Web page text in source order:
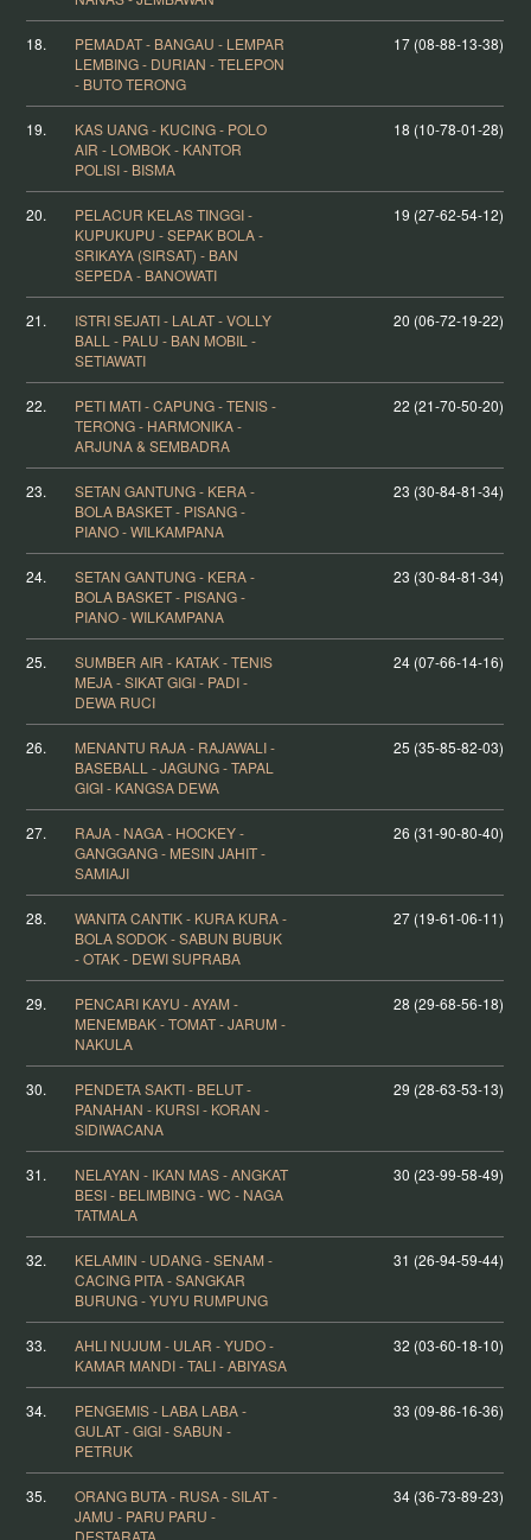
18.
PEMADAT - BANGAU - LEMPAR
LEMBING - DURIAN - TELEPON
- BUTO TERONG
17 (08-88-13-38)
19.
KAS UANG - KUCING - POLO
AIR - LOMBOK - KANTOR
POLISI - BISMA
18 (10-78-01-28)
20.
PELACUR KELAS TINGGI -
KUPUKUPU - SEPAK BOLA -
SRIKAYA (SIRSAT) - BAN
SEPEDA - BANOWATI
19 (27-62-54-12)
21.
ISTRI SEJATI - LALAT - VOLLY
BALL - PALU - BAN MOBIL -
SETIAWATI
20 (06-72-19-22)
22.
PETI MATI - CAPUNG - TENIS -
TERONG - HARMONIKA -
ARJUNA & SEMBADRA
22 (21-70-50-20)
23.
SETAN GANTUNG - KERA -
BOLA BASKET - PISANG -
PIANO - WILKAMPANA
23 (30-84-81-34)
24.
SETAN GANTUNG - KERA -
BOLA BASKET - PISANG -
PIANO - WILKAMPANA
23 (30-84-81-34)
25.
SUMBER AIR - KATAK - TENIS
MEJA - SIKAT GIGI - PADI -
DEWA RUCI
24 (07-66-14-16)
26.
MENANTU RAJA - RAJAWALI -
BASEBALL - JAGUNG - TAPAL
GIGI - KANGSA DEWA
25 (35-85-82-03)
27.
RAJA - NAGA - HOCKEY -
GANGGANG - MESIN JAHIT -
SAMIAJI
26 (31-90-80-40)
28.
WANITA CANTIK - KURA KURA -
BOLA SODOK - SABUN BUBUK
- OTAK - DEWI SUPRABA
27 (19-61-06-11)
29.
PENCARI KAYU - AYAM -
MENEMBAK - TOMAT - JARUM -
NAKULA
28 (29-68-56-18)
30.
PENDETA SAKTI - BELUT -
PANAHAN - KURSI - KORAN -
SIDIWACANA
29 (28-63-53-13)
31.
NELAYAN - IKAN MAS - ANGKAT
BESI - BELIMBING - WC - NAGA
TATMALA
30 (23-99-58-49)
32.
KELAMIN - UDANG - SENAM -
CACING PITA - SANGKAR
BURUNG - YUYU RUMPUNG
31 (26-94-59-44)
33.
AHLI NUJUM - ULAR - YUDO -
KAMAR MANDI - TALI - ABIYASA
32 (03-60-18-10)
34.
PENGEMIS - LABA LABA -
GULAT - GIGI - SABUN -
PETRUK
33 (09-86-16-36)
35.
ORANG BUTA - RUSA - SILAT -
JAMU - PARU PARU -
DESTARATA
34 (36-73-89-23)